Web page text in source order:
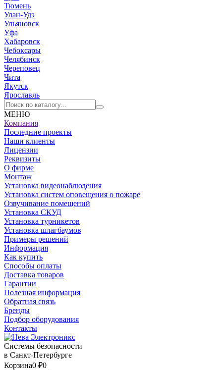
Тюмень
Улан-Удэ
Ульяновск
Уфа
Хабаровск
Чебоксары
Челябинск
Череповец
Чита
Якутск
Ярославль
МЕНЮ
Компания
Последние проекты
Наши клиенты
Лицензии
Реквизиты
О фирме
Монтаж
Установка видеонаблюдения
Установка систем оповещения о пожаре
Озвучивание помещений
Установка СКУД
Установка турникетов
Установка шлагбаумов
Примеры решений
Информация
Как купить
Способы оплаты
Доставка товаров
Гарантии
Полезная информация
Обратная связь
Бренды
Подбор оборудования
Контакты
Системы безопасности
в Санкт-Петербурге
Корзина0 ₽0